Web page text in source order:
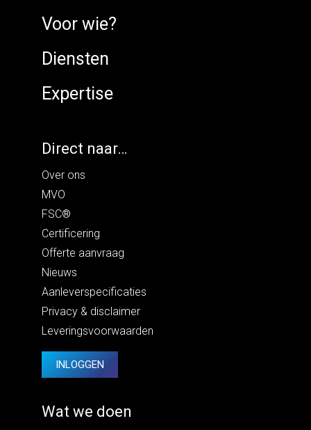
Voor wie?
Diensten
Expertise
Direct naar…
Over ons
MVO
FSC®
Certificering
Offerte aanvraag
Nieuws
Aanleverspecificaties
Privacy & disclaimer
Leveringsvoorwaarden
INLOGGEN
Wat we doen